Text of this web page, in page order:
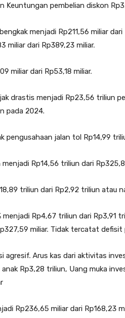
Keuntungan pembelian diskon
menjadi Rp211,56 miliar
miliar dari Rp389,23 miliar.
miliar dari Rp53,18 miliar.
drastis menjadi Rp23,56 triliun
pada 2024.
jalan tol Rp14,99
Rp14,56 triliun dari
triliun dari Rp2,92 triliun atau
Rp4,67 triliun dari Rp3,91
miliar. Tidak tercatat defisit
agresif. Arus kas dari aktivitas
Rp3,28 triliun, Uang muka
Rp236,65 miliar dari Rp168,23